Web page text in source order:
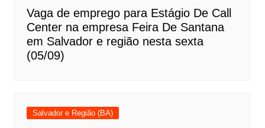
Vaga de emprego para Estágio De Call
Center na empresa Feira De Santana
em Salvador e região nesta sexta
(05/09)
Salvador e Região (BA)